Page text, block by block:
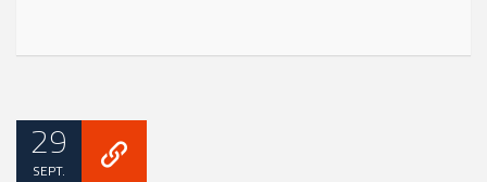
29
SEPT.